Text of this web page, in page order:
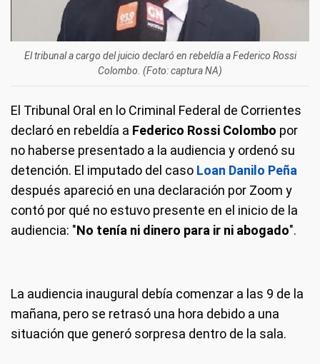
El tribunal a cargo del juicio declaró en rebeldía a Federico Rossi
Colombo. (Foto: captura NA)
El Tribunal Oral en lo Criminal Federal de Corrientes
declaró en rebeldía a Federico Rossi Colombo por
no haberse presentado a la audiencia y ordenó su
detención. El imputado del caso Loan Danilo Peña
después apareció en una declaración por Zoom y
contó por qué no estuvo presente en el inicio de la
audiencia: "No tenía ni dinero para ir ni abogado".
La audiencia inaugural debía comenzar a las 9 de la
mañana, pero se retrasó una hora debido a una
situación que generó sorpresa dentro de la sala.